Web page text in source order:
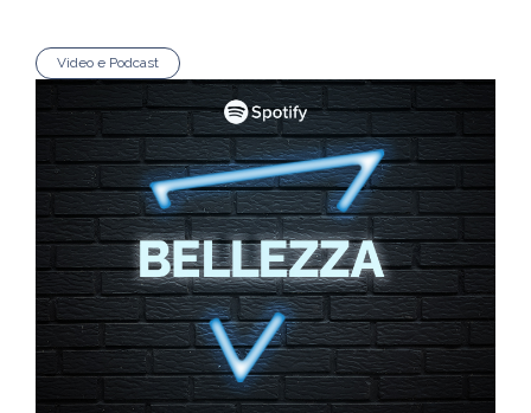
Video e Podcast